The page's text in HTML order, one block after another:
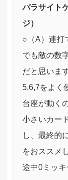
パラサイト
ジ）
○（A）連打
でも敵の数
だと思います
5,6,7をよく
台座が動く
小さいカー
し、最終的
をおススメ
途中0ミッ